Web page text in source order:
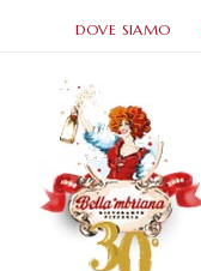
DOVE SIAMO